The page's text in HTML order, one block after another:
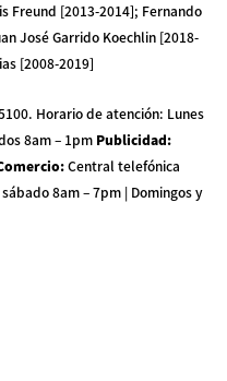
Freund [2013-2014]; Fernando
José Garrido Koechlin [2018-
[2008-2019]
. Horario de atención: Lunes
8am – 1pm Publicidad:
:Central telefónica
8am – 7pm | Domingos y